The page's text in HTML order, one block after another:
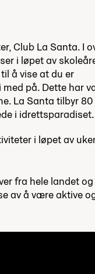
Club La Santa. I
i løpet av
å vise at du er
på. Dette har
La Santa tilbyr 80
i idrettsparadiset.
i løpet av
fra hele landet
av å være aktive